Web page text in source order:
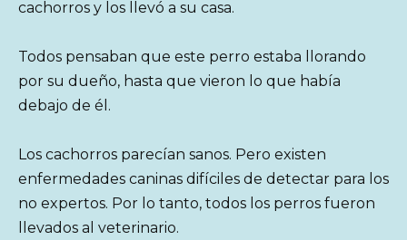
cachorros y los llevó a su casa.
Todos pensaban que este perro estaba llorando
por su dueño, hasta que vieron lo que había
debajo de él.
Los cachorros parecían sanos. Pero existen
enfermedades caninas difíciles de detectar para los
no expertos. Por lo tanto, todos los perros fueron
llevados al veterinario.